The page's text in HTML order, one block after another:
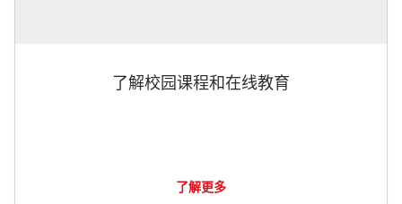
了解校园课程和在线教育
了解更多